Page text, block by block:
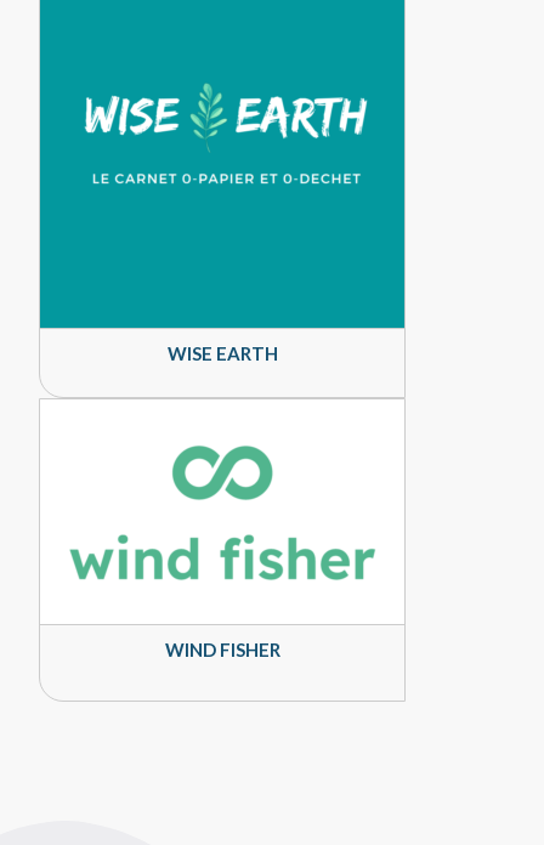
WISE EARTH
WIND FISHER